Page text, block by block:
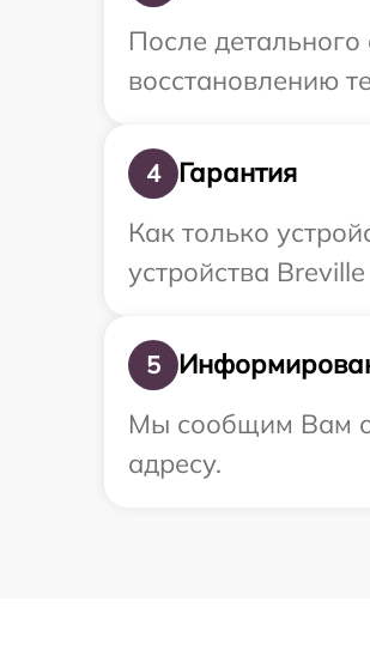
После
восстановлению
4
Гарантия
Как только
устройства
5
Мы сообщим Вам о
адресу.